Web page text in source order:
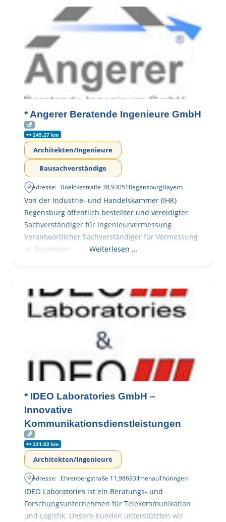
* Angerer Beratende Ingenieure GmbH
245.27 km
Architekten/Ingenieure
Bausachverständige
Adresse: Boelckestraße 38,93051RegensburgBayern
Von der Industrie- und Handelskammer (IHK)
Regensburg öffentlich bestellter und vereidigter
Sachverständiger für Ingenieurvermessung
Verantwortlicher Sachverständiger für Vermessung
im Bauwesen
Weiterlesen …
* IDEO Laboratories GmbH –
Innovative
Kommunikationsdienstleistungen
221.02 km
Architekten/Ingenieure
Adresse: Ehrenbergstraße 11,98693IlmenauThüringen
IDEO Laboratories ist ein Beratungs- und
Forschungsunternehmen für Telekommunikation
und Logistik. Unsere Kunden unterstützten wir